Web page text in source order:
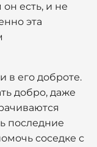
есть, и не
эта
в его доброте.
добро, даже
последние
соседке с